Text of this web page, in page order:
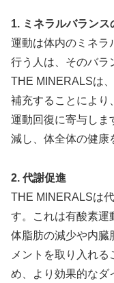
1. ミネラルバランス
運動は体内のミネラ
行う人は、そのバラ
THE MINERALSは
補充することにより
運動回復に寄与しま
減し、体全体の健康
2. 代謝促進
THE MINERALSは
す。これは有酸素運
体脂肪の減少や内臓
メントを取り入れ
め、より効果的なダ